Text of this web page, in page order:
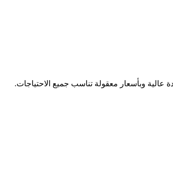
عالية وبأسعار معقولة تناسب جميع الاحتياجات.